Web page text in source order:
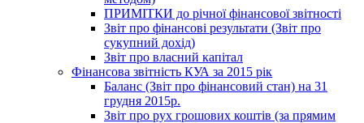
ПРИМІТКИ до річної фінансової звітності
Звіт про фінансові результати (Звіт про
сукупний дохід)
Звіт про власний капітал
Фінансова звітність КУА за 2015 рік
Баланс (Звіт про фінансовий стан) на 31
грудня 2015р.
Звіт про рух грошових коштів (за прямим